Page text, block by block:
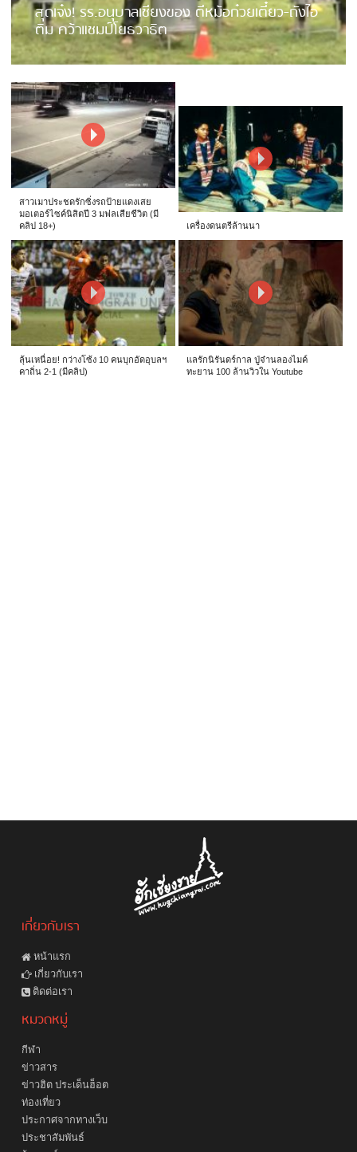
สุดเจ๋ง! รร.อนุบาลเชียงของ ตีหม้อก๋วยเตี๋ยว-ถังไอ
ติม คว้าแชมป์โยธวาธิต
สาวเมาประชดรักซิ่งรถป้ายแดงเสย
มอเตอร์ไซค์นิสิตปี 3 มฟลเสียชีวิต (มี
คลิป 18+)
เครื่องดนตรีล้านนา
ลุ้นเหนื่อย! กว่างโซ้ง 10 คนบุกอัดอุบลฯ
คาถิ่น 2-1 (มีคลิป)
แลรักนิรันดร์กาล ปู่จ๋านลองไมค์
ทะยาน 100 ล้านวิวใน Youtube
เกี่ยวกับเรา
หน้าแรก
เกี่ยวกับเรา
ติดต่อเรา
หมวดหมู่
กีฬา
ข่าวสาร
ข่าวฮิต ประเด็นฮ็อต
ท่องเที่ยว
ประกาศจากทางเว็บ
ประชาสัมพันธ์